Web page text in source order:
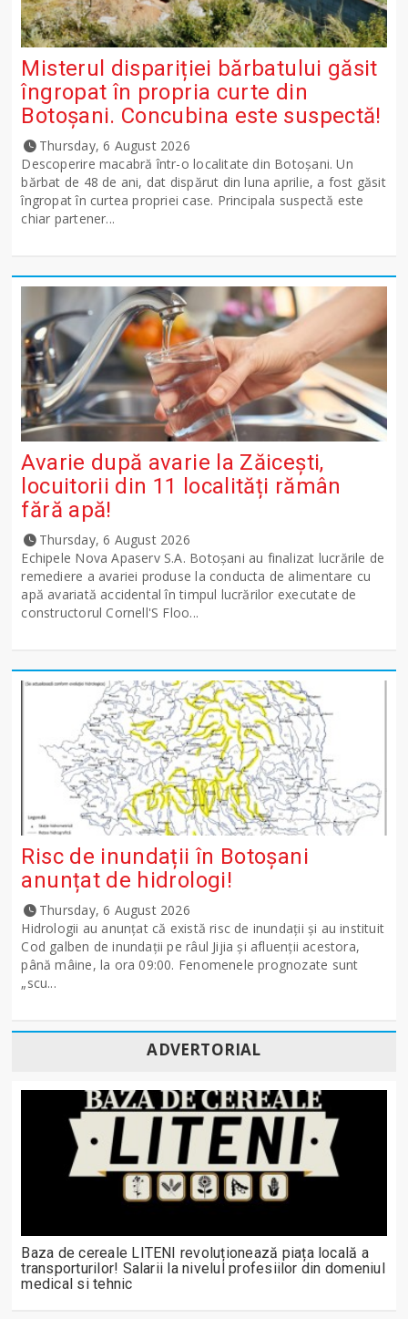
Misterul dispariției bărbatului găsit
îngropat în propria curte din
Botoșani. Concubina este suspectă!
Thursday, 6 August 2026
Descoperire macabră într-o localitate din Botoșani. Un
bărbat de 48 de ani, dat dispărut din luna aprilie, a fost găsit
îngropat în curtea propriei case. Principala suspectă este
chiar partener...
Avarie după avarie la Zăicești,
locuitorii din 11 localități rămân
fără apă!
Thursday, 6 August 2026
Echipele Nova Apaserv S.A. Botoșani au finalizat lucrările de
remediere a avariei produse la conducta de alimentare cu
apă avariată accidental în timpul lucrărilor executate de
constructorul Cornell'S Floo...
Risc de inundații în Botoșani
anunțat de hidrologi!
Thursday, 6 August 2026
Hidrologii au anunțat că există risc de inundații și au instituit
Cod galben de inundații pe râul Jijia și afluenții acestora,
până mâine, la ora 09:00. Fenomenele prognozate sunt
„scu...
ADVERTORIAL
Baza de cereale LITENI revoluționează piața locală a
transporturilor! Salarii la nivelul profesiilor din domeniul
medical si tehnic